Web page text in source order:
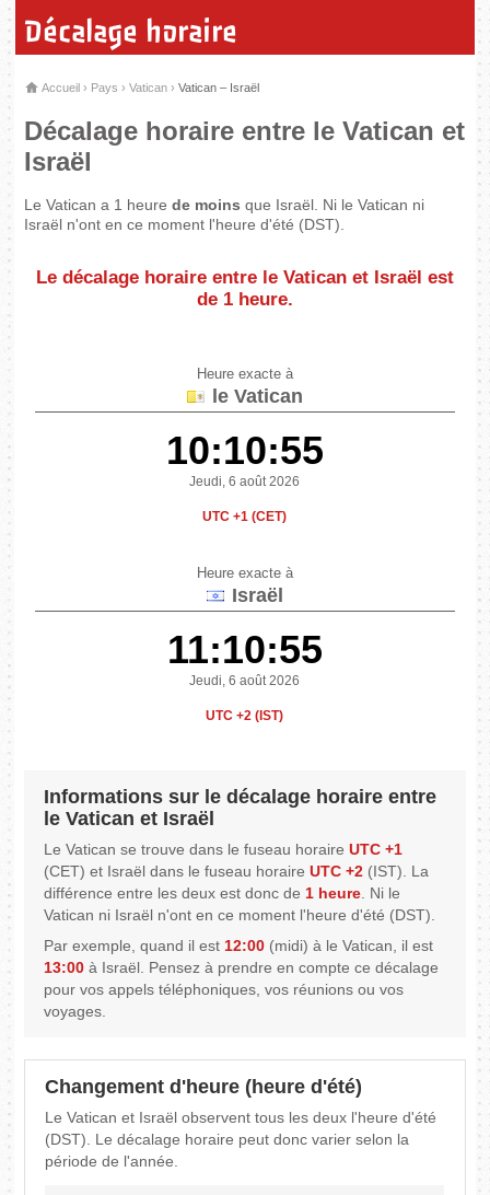
Décalage horaire
Accueil › Pays ›Vatican ›Vatican – Israël
Décalage horaire entre le Vatican et
Israël
Le Vatican a 1 heurede moins que Israël. Ni le Vatican ni
Israël n'ont en ce moment l'heure d'été (DST).
Le décalage horaire entre le Vatican et Israël est
de 1 heure.
Heure exacte à
le Vatican
10:10:55
Jeudi, 6 août 2026
UTC +1 (CET)
Heure exacte à
Israël
11:10:55
Jeudi, 6 août 2026
UTC +2 (IST)
Informations sur le décalage horaire entre
le Vatican et Israël
Le Vatican se trouve dans le fuseau horaireUTC +1
(CET) et Israël dans le fuseau horaireUTC +2 (IST). La
différence entre les deux est donc de1 heure. Ni le
Vatican ni Israël n'ont en ce moment l'heure d'été (DST).
Par exemple, quand il est12:00 (midi) à le Vatican, il est
13:00 à Israël. Pensez à prendre en compte ce décalage
pour vos appels téléphoniques, vos réunions ou vos
voyages.
Changement d'heure (heure d'été)
Le Vatican et Israël observent tous les deux l'heure d'été
(DST). Le décalage horaire peut donc varier selon la
période de l'année.